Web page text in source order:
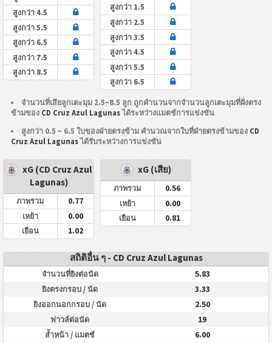
สูงกว่า 4.5
สูงกว่า 5.5
สูงกว่า 6.5
สูงกว่า 7.5
สูงกว่า 8.5
สูงกว่า 1.5
สูงกว่า 2.5
สูงกว่า 3.5
สูงกว่า 4.5
สูงกว่า 5.5
สูงกว่า 6.5
จำนวนที่เสียลูกเตะมุม 2.5~8.5 ลูก ถูกคำนวนจากจำนวนลูกเตะมุมที่ฝั่งตรง
ข้ามของ CD Cruz Azul Lagunasได้ระหว่างแมตช์การแข่งขัน
สูงกว่า 0.5 ~ 6.5 ใบของฝ่ายตรงข้าม คำนวณจากใบที่ฝ่ายตรงข้ามของ CD
Cruz Azul Lagunasได้รับระหว่างการแข่งขัน
xG (CD Cruz Azul
Lagunas)
ภาพรวม 0.77
เหย้า 0.00
เยือน 1.02
xG (เสีย)
ภาพรวม 0.56
เหย้า 0.00
เยือน 0.81
สถิติอื่น ๆ - CD Cruz Azul Lagunas
จำนวนที่ยิงต่อนัด 5.83
ยิงตรงกรอบ / นัด 3.33
ยิงออกนอกกรอบ / นัด 2.50
ฟาวล์ต่อนัด 19
ล้ำหน้า / แมตช์ 6.00